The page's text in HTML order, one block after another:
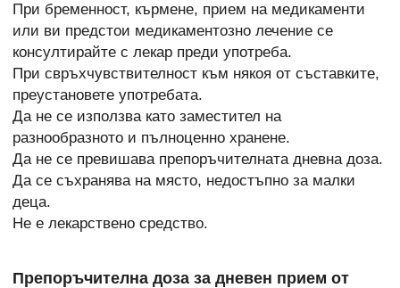
При бременност, кърмене, прием на медикаменти
или ви предстои медикаментозно лечение се
консултирайте с лекар преди употреба.
При свръхчувствителност към някоя от съставките,
преустановете употребата.
Да не се използва като заместител на
разнообразното и пълноценно хранене.
Да не се превишава препоръчителната дневна доза.
Да се съхранява на място, недостъпно за малки
деца.
Не е лекарствено средство.
Препоръчителна доза за дневен прием от